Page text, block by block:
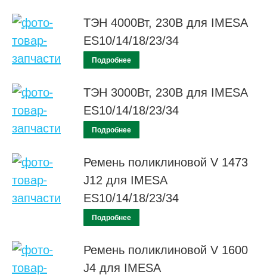
ТЭН 4000Вт, 230В для IMESA
ES10/14/18/23/34
Подробнее
ТЭН 3000Вт, 230В для IMESA
ES10/14/18/23/34
Подробнее
Ремень поликлиновой V 1473
J12 для IMESA
ES10/14/18/23/34
Подробнее
Ремень поликлиновой V 1600
J4 для IMESA